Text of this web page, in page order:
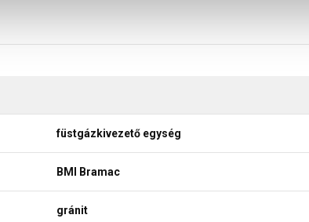
füstgázkivezető egység
BMI Bramac
gránit